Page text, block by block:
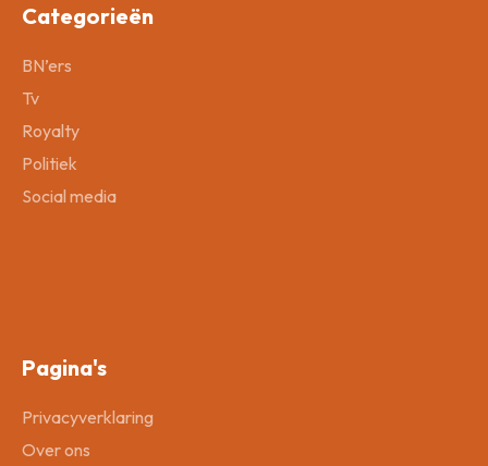
Categorieën
BN’ers
Tv
Royalty
Politiek
Social media
Pagina's
Privacyverklaring
Over ons